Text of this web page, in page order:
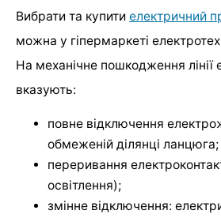
Вибрати та купити електричний
можна у гіпермаркеті
На механічне пошкодження лінії
вказують:
повне відключення
обмеженій ділянці ланцюга;
переривання
освітлення);
змінне відключення: